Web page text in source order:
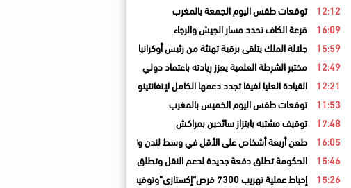
12:12 توقعات طقس اليوم الجمعة بالمغرب
16:09 قرعة الكاف تحدد مسار الجيش والرجاء
15:59 جلالة الملك يتلقى برقية تهنئة من رئيس أوكرانيا
12:49 مختبر الشرطة العلمية يعزز ريادته باعتماد دولي
12:21 القيادة العليا لفيفا تجدد دعمها الكامل لإنفانتينو بعد اجتماع الرباط
11:53 توقعات طقس اليوم الخميس بالمغرب
17:48 توقيف مشتبه بابتزاز سائحين بمراكش
16:05 طعن أربعة أشخاص على الأقل في وسط لندن وتوقيف مشتبه بها
15:46 الحكومة تطلق دفعة جديدة لدعم النقل وتطلق حصة جديدة للنصف الثاني من يوليوز
15:26 إحباط عملية تهريب 7300 قرص“إكستازي”وتوقيف شخصين بأكادير وأيت ملول